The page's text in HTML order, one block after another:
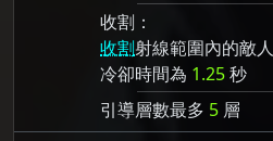
收割：
收割射線範圍內的敵人
冷卻時間為 1.25秒
引導層數最多 5 層